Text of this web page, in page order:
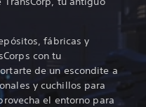
fábricas y
con tu
de un escondite a
y cuchillos para
el entorno para